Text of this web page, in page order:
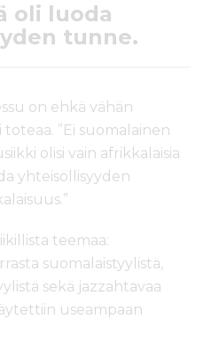
oli luoda
tunne.
on ehkä vähän
”Ei suomalainen
olisi vain afrikkalaisia
yhteisöllisyyden
teemaa:
suomalaistyylistä,
sekä jazzahtavaa
useampaan